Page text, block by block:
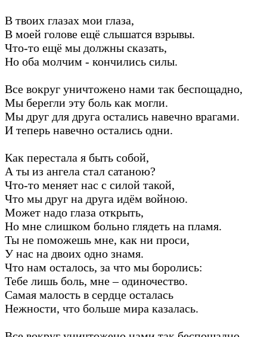
В твоих глазах мои глаза,
В моей голове ещё слышатся взрывы.
Что-то ещё мы должны сказать,
Но оба молчим - кончились силы.
Все вокруг уничтожено нами так беспощадно,
Мы берегли эту боль как могли.
Мы друг для друга остались навечно врагами.
И теперь навечно остались одни.
Как перестала я быть собой,
А ты из ангела стал сатаною?
Что-то меняет нас с силой такой,
Что мы друг на друга идём войною.
Может надо глаза открыть,
Но мне слишком больно глядеть на пламя.
Ты не поможешь мне, как ни проси,
У нас на двоих одно знамя.
Что нам осталось, за что мы боролись:
Тебе лишь боль, мне – одиночество.
Самая малость в сердце осталась
Нежности, что больше мира казалась.